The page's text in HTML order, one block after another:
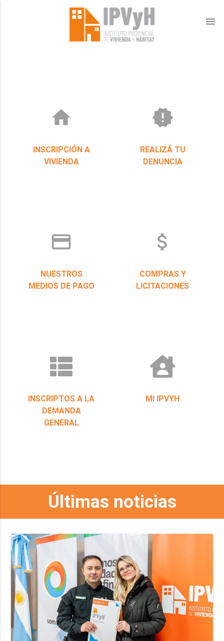
menu
home
INSCRIPCIÓN A
VIVIENDA
new_releases
REALIZÁ TU
DENUNCIA
credit_card
NUESTROS
MEDIOS DE PAGO
attach_money
COMPRAS Y
LICITACIONES
INSCRIPTOS A LA
DEMANDA
GENERAL
MI IPVYH
Últimas noticias